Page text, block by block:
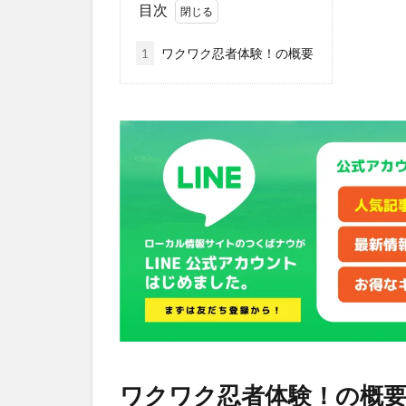
目次
1 ワクワク忍者体験！の概要
ワクワク忍者体験！の概要